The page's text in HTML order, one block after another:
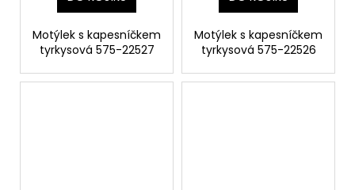
Motýlek s kapesníčkem
tyrkysová 575-22527
Motýlek s kapesníčkem
tyrkysová 575-22526